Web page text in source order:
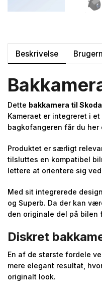
Beskrivelse
Dette bakkamera til
Kameraet er integreret i
bagkofangeren får du
Produktet er særligt
tilsluttes en kompatibel
lettere at orientere sig
Med sit integrerede
og Superb. Da der kan
den originale del på bilen
Diskret
En af de største fordele
mere elegant resultat,
originalt look.